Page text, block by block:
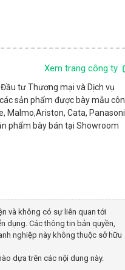
Xem trang công ty
tư Thương mại và Dịch vụ
sản phẩm được bày mẫu
Malmo,Ariston, Cata,
phẩm bày bán tại Showroom
và không có sự liên quan tới
dụng. Các thông tin bản quyền,
nghiệp này không thuộc sở hữu
dựa trên các nội dung này.